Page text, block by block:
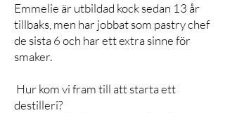
Emmelie är utbildad kock sedan 13 år
tillbaks, men har jobbat som pastry chef
de sista 6 och har ett extra sinne för
smaker.
Hur kom vi fram till att starta ett
destilleri?